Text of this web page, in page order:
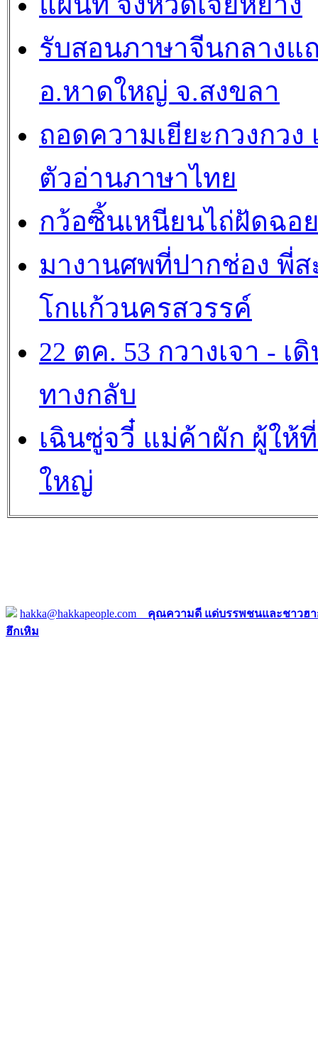
รับสอนภาษาจีนกลางแ
อ.หาดใหญ่ จ.สงขลา
ถอดความเยียะกวงกวง
ตัวอ่านภาษาไทย
กว้อซิ้นเหนียนไถ่ฝัดฉอ
มางานศพที่ปากช่อง พี่ส
โกแก้วนครสวรรค์
22 ตค. 53 กวางเจา - เ
ทางกลับ
เฉินซู่จวี๋ แม่ค้าผัก ผู้ให้
ใหญ่
hakka@hakkapeople.com คุณความดี แด่บรรพชนและชาวฮ
ฮึกเหิม